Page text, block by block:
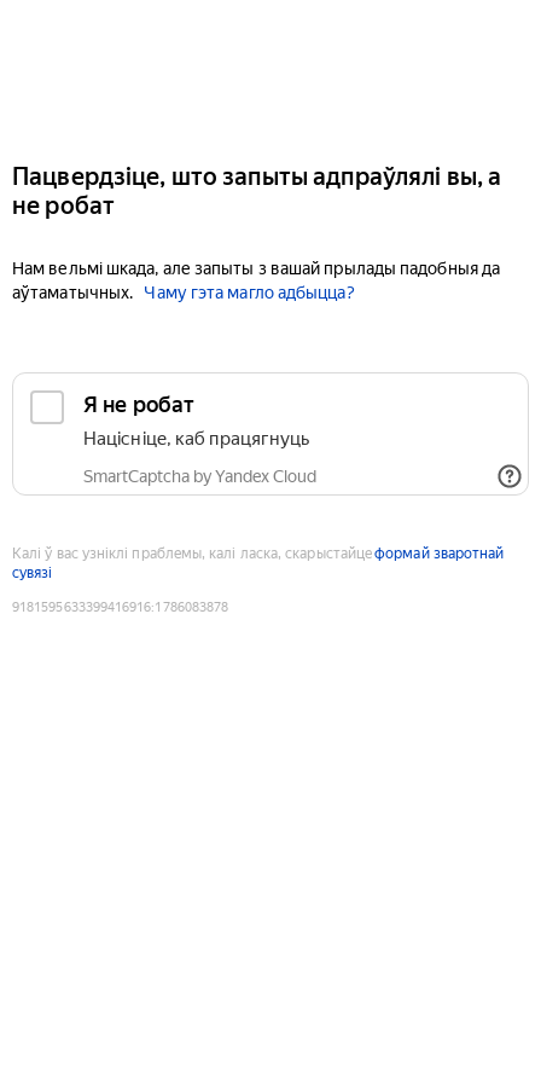
Пацвердзіце, што запыты адпраўлялі вы, а
не робат
Нам вельмі шкада, але запыты з вашай прылады падобныя да
аўтаматычных.
Чаму гэта магло адбыцца?
Я не робат
Націсніце, каб працягнуць
SmartCaptcha by Yandex Cloud
Калі ў вас узніклі праблемы, калі ласка, скарыстайцеформай зваротнай
сувязі
9181595633399416916:1786083878